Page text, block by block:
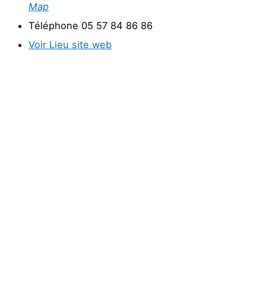
Map
Téléphone 05 57 84 86 86
Voir Lieu site web